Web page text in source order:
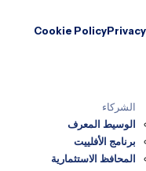
Cookie Policy
الشركاء
الوسيط المعرف
برنامج الأفلييت
المحافظ الاستثمارية